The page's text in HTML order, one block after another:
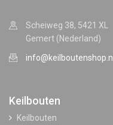
Scheiweg 38, 5421 XL
Gemert (Nederland)
info@keilboutenshop.nl
Keilbouten
Keilbouten